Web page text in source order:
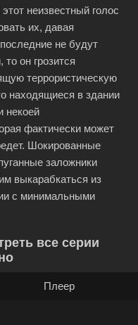
неизвестный голос
их, давая
не будут
он грозится
террористическую
находящиеся в здании
некоей
фактически может
Шокированные
заложники
выкарабкаться из
с минимальными
все серии
Плеер